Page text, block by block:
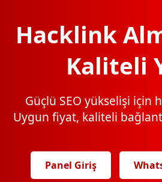
Hacklink
Kaliteli
Güçlü SEO yükselişi için
Uygun fiyat, kaliteli
Panel Giriş